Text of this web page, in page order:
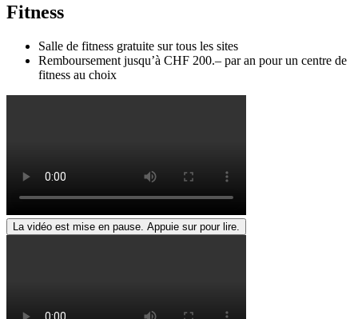
Fitness
Salle de fitness gratuite sur tous les sites
Remboursement jusqu’à CHF 200.– par an pour un centre de
fitness au choix
La vidéo est mise en pause. Appuie sur pour lire.